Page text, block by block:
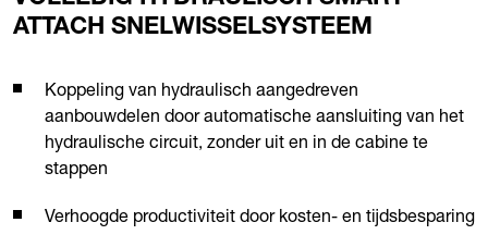
ATTACH SNELWISSELSYSTEEM
Koppeling van hydraulisch aangedreven
aanbouwdelen door automatische aansluiting van het
hydraulische circuit, zonder uit en in de cabine te
stappen
Verhoogde productiviteit door kosten- en tijdsbesparing